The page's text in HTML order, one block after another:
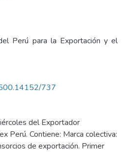
Perú para la Exportación y el
737
del Exportador
Perú. Contiene: Marca colectiva:
de exportación. Primer